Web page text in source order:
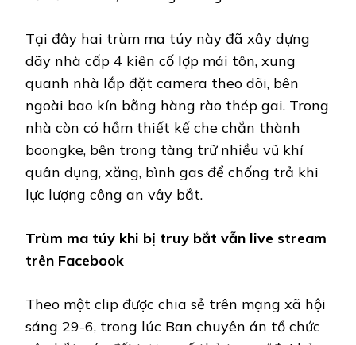
Tại đây hai trùm ma túy này đã xây dựng
dãy nhà cấp 4 kiên cố lợp mái tôn, xung
quanh nhà lắp đặt camera theo dõi, bên
ngoài bao kín bằng hàng rào thép gai. Trong
nhà còn có hầm thiết kế che chắn thành
boongke, bên trong tàng trữ nhiều vũ khí
quân dụng, xăng, bình gas để chống trả khi
lực lượng công an vây bắt.
Trùm ma túy khi bị truy bắt vẫn live stream
trên Facebook
Theo một clip được chia sẻ trên mạng xã hội
sáng 29-6, trong lúc Ban chuyên án tổ chức